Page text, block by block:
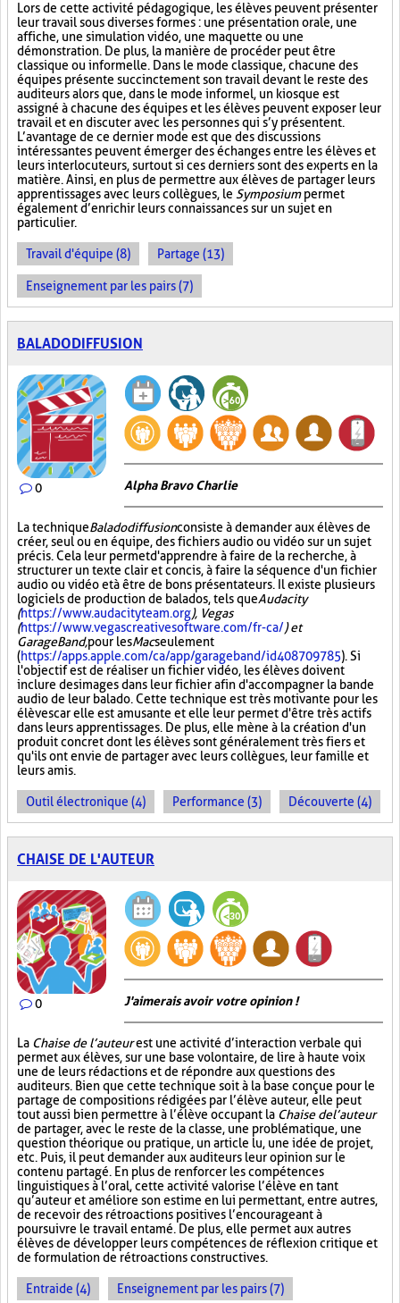
Lors de cette activité pédagogique, les élèves peuvent présenter
leur travail sous diverses formes : une présentation orale, une
affiche, une simulation vidéo, une maquette ou une
démonstration. De plus, la manière de procéder peut être
classique ou informelle. Dans le mode classique, chacune des
équipes présente succinctement son travail devant le reste des
auditeurs alors que, dans le mode informel, un kiosque est
assigné à chacune des équipes et les élèves peuvent exposer leur
travail et en discuter avec les personnes qui s’y présentent.
L’avantage de ce dernier mode est que des discussions
intéressantes peuvent émerger des échanges entre les élèves et
leurs interlocuteurs, surtout si ces derniers sont des experts en la
matière. Ainsi, en plus de permettre aux élèves de partager leurs
apprentissages avec leurs collègues, le Symposiumpermet
également d’enrichir leurs connaissances sur un sujet en
particulier.
Travail d'équipe (8) Partage (13)
Enseignement par les pairs (7)
BALADODIFFUSION
0 Alpha Bravo Charlie
La techniqueBaladodiffusionconsiste à demander aux élèves de
créer, seul ou en équipe, des fichiers audio ou vidéo sur un sujet
précis. Cela leur permet d'apprendre à faire de la recherche, à
structurer un texte clair et concis, à faire la séquence d'un fichier
audio ou vidéo et à être de bons présentateurs. Il existe plusieurs
logiciels de production de balados, tels queAudacity
(https://www.audacityteam.org), Vegas
(https://www.vegascreativesoftware.com/fr-ca/) et
GarageBand,pour lesMacseulement
(https://apps.apple.com/ca/app/garageband/id408709785). Si
l'objectif est de réaliser un fichier vidéo, les élèves doivent
inclure des images dans leur fichier afin d'accompagner la bande
audio de leur balado. Cette technique est très motivante pour les
élèves car elle est amusante et elle leur permet d'être très actifs
dans leurs apprentissages. De plus, elle mène à la création d'un
produit concret dont les élèves sont généralement très fiers et
qu'ils ont envie de partager avec leurs collègues, leur famille et
leurs amis.
Outil électronique (4) Performance (3) Découverte (4)
CHAISE DE L'AUTEUR
0 J'aimerais avoir votre opinion !
La Chaise de l’auteurest une activité d’interaction verbale qui
permet aux élèves, sur une base volontaire, de lire à haute voix
une de leurs rédactions et de répondre aux questions des
auditeurs. Bien que cette technique soit à la base conçue pour le
partage de compositions rédigées par l’élève auteur, elle peut
tout aussi bien permettre à l’élève occupant la Chaise de l’auteur
de partager, avec le reste de la classe, une problématique, une
question théorique ou pratique, un article lu, une idée de projet,
etc. Puis, il peut demander aux auditeurs leur opinion sur le
contenu partagé. En plus de renforcer les compétences
linguistiques à l’oral, cette activité valorise l’élève en tant
qu’auteur et améliore son estime en lui permettant, entre autres,
de recevoir des rétroactions positives l’encourageant à
poursuivre le travail entamé. De plus, elle permet aux autres
élèves de développer leurs compétences de réflexion critique et
de formulation de rétroactions constructives.
Entraide (4) Enseignement par les pairs (7)